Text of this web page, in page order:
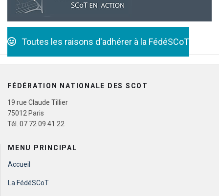
Toutes les raisons d'adhérer à la FédéSCoT
FÉDÉRATION NATIONALE DES SCOT
19 rue Claude Tillier
75012 Paris
Tél. 07 72 09 41 22
MENU PRINCIPAL
Accueil
La FédéSCoT